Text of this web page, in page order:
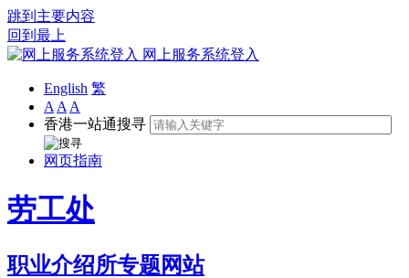
跳到主要内容
回到最上
网上服务系统登入
English 繁
A A A
香港一站通搜寻
网页指南
劳工处
职业介绍所专题网站